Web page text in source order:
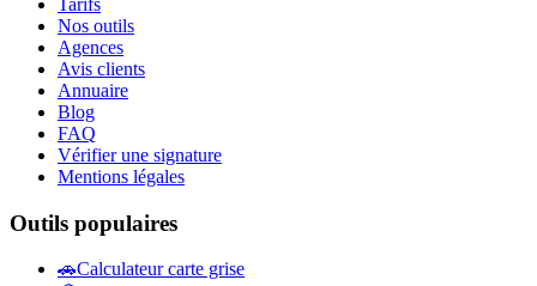
Nos outils
Agences
Avis clients
Annuaire
Blog
FAQ
Vérifier une signature
Mentions légales
Outils populaires
🚗Calculateur carte grise